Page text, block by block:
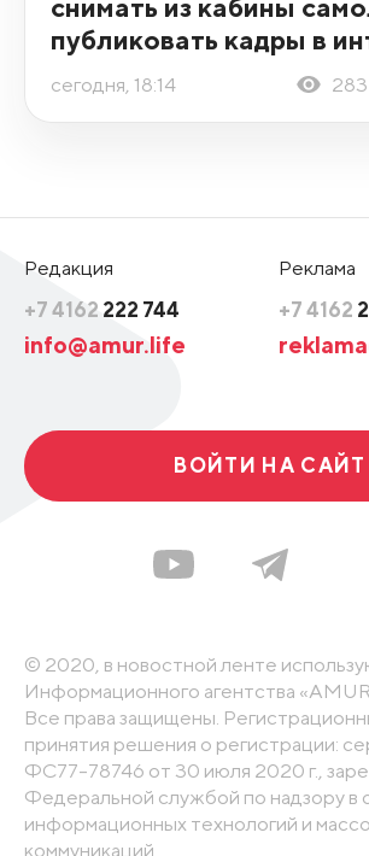
снимать из кабины
публиковать кадры в
сегодня, 18:14 283
Редакция
+7 4162 222 744
info@amur.life
Реклама
+7 4162
ВОЙТИ НА САЙТ
© 2020, в новостной ленте
Информационного агентства
Все права защищены.
принятия решения о регистрации:
ФС77-78746 от 30 июля 2020 г.,
Федеральной службой по надзору в
информационных технологий и
коммуникаций